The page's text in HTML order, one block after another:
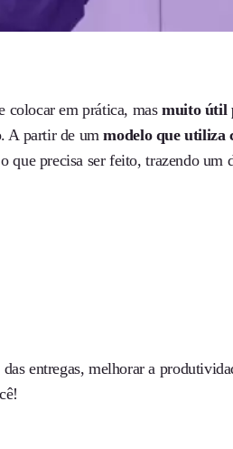
colocar em prática, masmuito útil
A partir de ummodelo que utiliza
que precisa ser feito, trazendo um
entregas, melhorar a